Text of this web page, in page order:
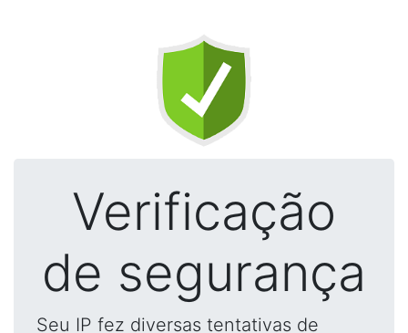
Verificação
de segurança
Seu IP fez diversas tentativas de